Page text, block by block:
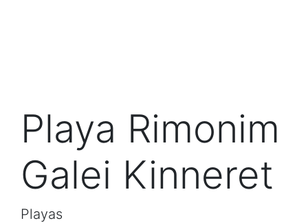
Playa Rimonim
Galei Kinneret
Playas